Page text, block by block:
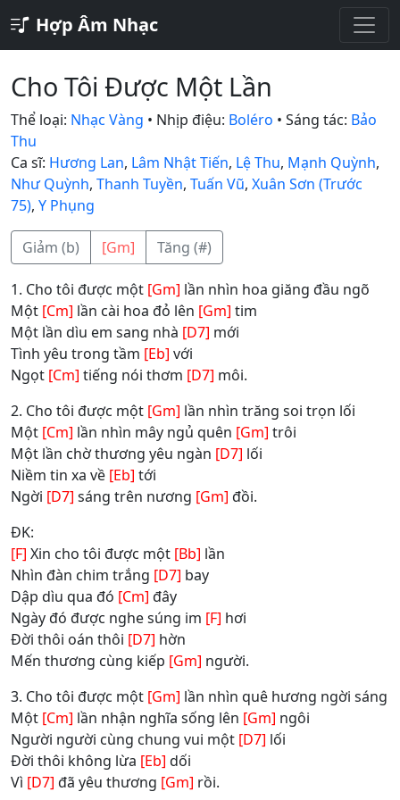
Hợp Âm Nhạc
Cho Tôi Được Một Lần
Thể loại: Nhạc Vàng • Nhịp điệu: Boléro • Sáng tác: Bảo
Thu
Ca sĩ: Hương Lan, Lâm Nhật Tiến, Lệ Thu, Mạnh Quỳnh,
Như Quỳnh, Thanh Tuyền, Tuấn Vũ, Xuân Sơn (Trước
75), Y Phụng
Giảm (b) [Gm] Tăng (#)
1. Cho tôi được một [Gm] lần nhìn hoa giăng đầu ngõ
Một [Cm] lần cài hoa đỏ lên [Gm] tim
Một lần dìu em sang nhà [D7] mới
Tình yêu trong tầm [Eb] với
Ngọt [Cm] tiếng nói thơm [D7] môi.
2. Cho tôi được một [Gm] lần nhìn trăng soi trọn lối
Một [Cm] lần nhìn mây ngủ quên [Gm] trôi
Một lần chờ thương yêu ngàn [D7] lối
Niềm tin xa về [Eb] tới
Ngời [D7] sáng trên nương [Gm] đồi.
ĐK:
[F] Xin cho tôi được một [Bb] lần
Nhìn đàn chim trắng [D7] bay
Dập dìu qua đó [Cm] đây
Ngày đó được nghe súng im [F] hơi
Ðời thôi oán thôi [D7] hờn
Mến thương cùng kiếp [Gm] người.
3. Cho tôi được một [Gm] lần nhìn quê hương ngời sáng
Một [Cm] lần nhận nghĩa sống lên [Gm] ngôi
Người người cùng chung vui một [D7] lối
Ðời thôi không lừa [Eb] dối
Vì [D7] đã yêu thương [Gm] rồi.